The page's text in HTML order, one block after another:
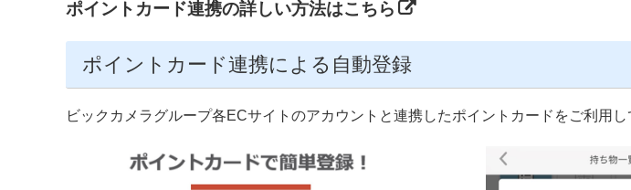
ポイントカード連携の詳しい方法はこちら
ポイントカード連携による自動登録
ビックカメラグループ各ECサイトのアカウントと連携したポイントカードをご利用